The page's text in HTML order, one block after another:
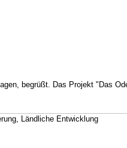
begrüßt. Das Projekt "Das
Ländliche Entwicklung